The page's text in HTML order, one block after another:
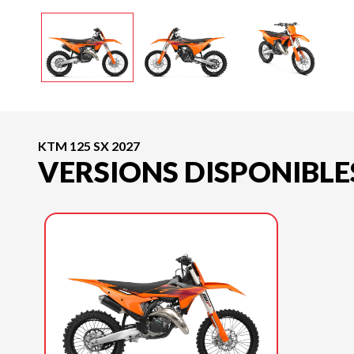
KTM 125 SX 2027
VERSIONS